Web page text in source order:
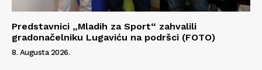
Predstavnici „Mladih za Sport“ zahvalili
gradonačelniku Lugaviću na podršci (FOTO)
8. Augusta 2026.